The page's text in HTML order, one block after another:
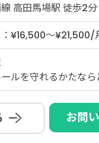
高田馬場駅 徒歩2分
：¥16,500～¥21,500/
ルを守れるかたなら
お問